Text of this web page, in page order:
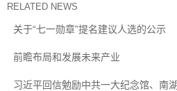
RELATED NEWS
关于“七一勋章”提名建议人选的公示
前瞻布局和发展未来产业
习近平回信勉励中共一大纪念馆、南